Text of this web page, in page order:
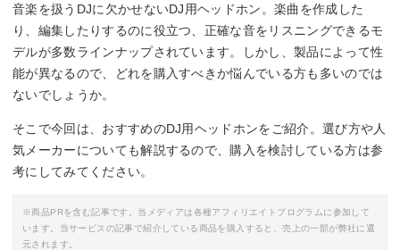
音楽を扱うDJに欠かせないDJ用ヘッドホン。楽曲を作成した
り、編集したりするのに役立つ、正確な音をリスニングできるモ
デルが多数ラインナップされています。しかし、製品によって性
能が異なるので、どれを購入すべきか悩んでいる方も多いのでは
ないでしょうか。
そこで今回は、おすすめのDJ用ヘッドホンをご紹介。選び方や人
気メーカーについても解説するので、購入を検討している方は参
考にしてみてください。
※商品PRを含む記事です。当メディアは各種アフィリエイトプログラムに参加して
います。当サービスの記事で紹介している商品を購入すると、売上の一部が弊社に還
元されます。